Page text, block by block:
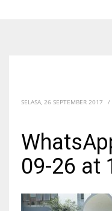
SELASA, 26 SEPTEMBER 2017 /
09-26 at